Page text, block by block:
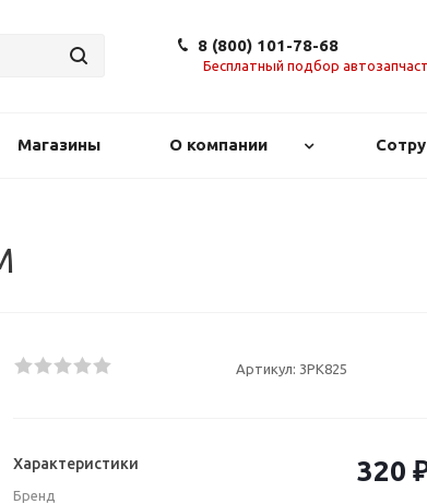
8 (800) 101-78-68
Бесплатный подбор
Магазины О компании
Артикул: 3PK825
Характеристики
Бренд
320